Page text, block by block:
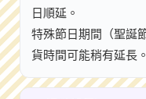
日順延。
特殊節日期間（聖誕
貨時間可能稍有延長。